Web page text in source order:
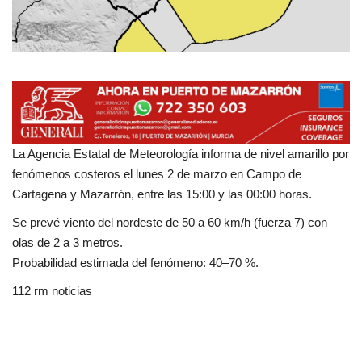
Contacto
La Agencia Estatal de Meteorología informa de nivel amarillo por
fenómenos costeros el lunes 2 de marzo en Campo de
Cartagena y Mazarrón, entre las 15:00 y las 00:00 horas.
Se prevé viento del nordeste de 50 a 60 km/h (fuerza 7) con
olas de 2 a 3 metros.
Probabilidad estimada del fenómeno: 40–70 %.
112 rm noticias